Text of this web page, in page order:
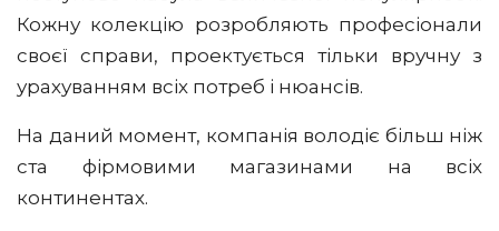
Кожну колекцію розробляють професіонали
своєї справи, проектується тільки вручну з
урахуванням всіх потреб і нюансів.
На даний момент, компанія володіє більш ніж
ста фірмовими магазинами на всіх
континентах.